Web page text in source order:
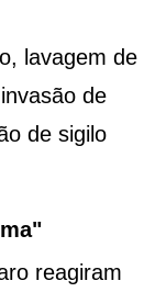
lavagem de
de
de sigilo
reagiram